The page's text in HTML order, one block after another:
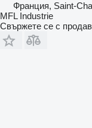
Франция, Saint-
MFL Industrie
Свържете се с